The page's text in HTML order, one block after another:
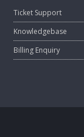
Ticket Support
Knowledgebase
Billing Enquiry